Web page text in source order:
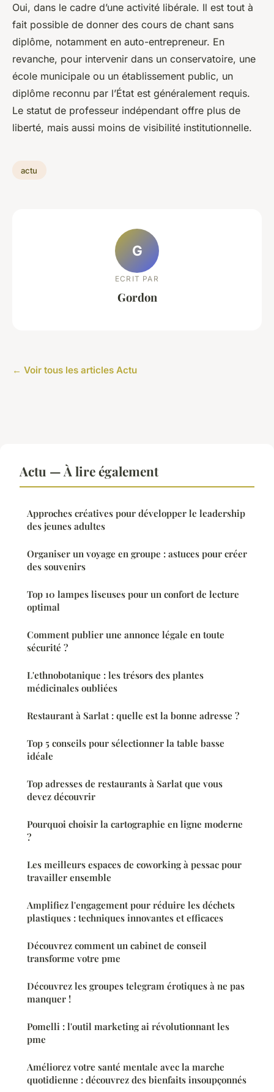
Oui, dans le cadre d’une activité libérale. Il est tout à
fait possible de donner des cours de chant sans
diplôme, notamment en auto-entrepreneur. En
revanche, pour intervenir dans un conservatoire, une
école municipale ou un établissement public, un
diplôme reconnu par l’État est généralement requis.
Le statut de professeur indépendant offre plus de
liberté, mais aussi moins de visibilité institutionnelle.
actu
G
ECRIT PAR
Gordon
← Voir tous les articles Actu
Actu — À lire également
Approches créatives pour développer le leadership
des jeunes adultes
Organiser un voyage en groupe : astuces pour créer
des souvenirs
Top 10 lampes liseuses pour un confort de lecture
optimal
Comment publier une annonce légale en toute
sécurité ?
L'ethnobotanique : les trésors des plantes
médicinales oubliées
Restaurant à Sarlat : quelle est la bonne adresse ?
Top 5 conseils pour sélectionner la table basse
idéale
Top adresses de restaurants à Sarlat que vous
devez découvrir
Pourquoi choisir la cartographie en ligne moderne
?
Les meilleurs espaces de coworking à pessac pour
travailler ensemble
Amplifiez l'engagement pour réduire les déchets
plastiques : techniques innovantes et efficaces
Découvrez comment un cabinet de conseil
transforme votre pme
Découvrez les groupes telegram érotiques à ne pas
manquer !
Pomelli : l'outil marketing ai révolutionnant les
pme
Améliorez votre santé mentale avec la marche
quotidienne : découvrez des bienfaits insoupçonnés